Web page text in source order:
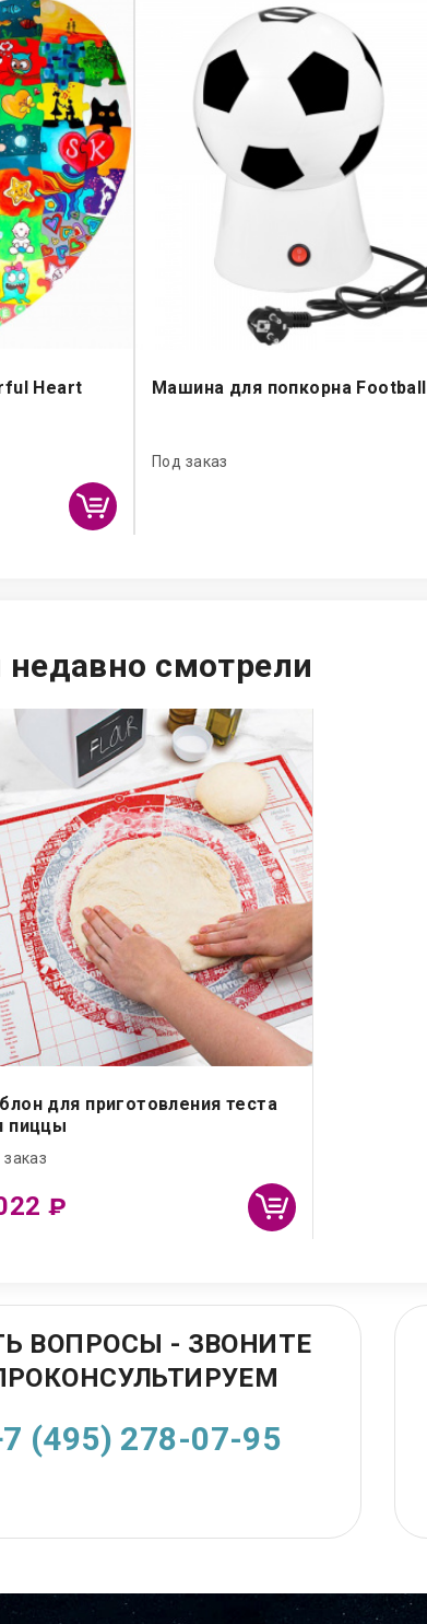
Heart Машина для попкорна Football
Под заказ
смотрели
для приготовления теста
пиццы
заказ
₽
ВОПРОСЫ - ЗВОНИТЕ
(495) 278-07-95